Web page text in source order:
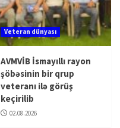
Veteran dünyası
AVMVİB İsmayıllı rayon
şöbəsinin bir qrup
veteranı ilə görüş
keçirilib
02.08.2026